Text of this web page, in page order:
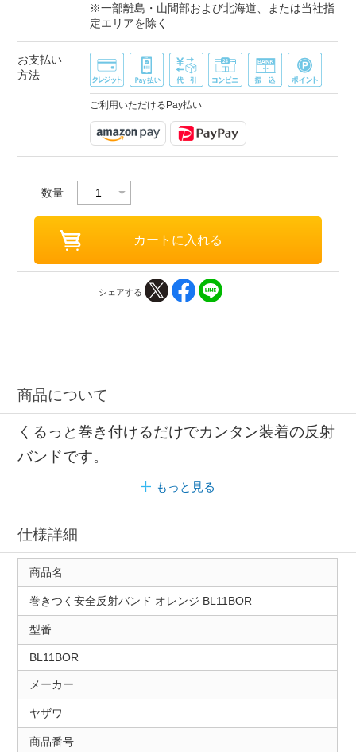
※一部離島・山間部および北海道、または当社指
定エリアを除く
お支払い
方法
ご利用いただけるPay払い
数量
シェアする
商品について
くるっと巻き付けるだけでカンタン装着の反射
バンドです。
もっと見る
仕様詳細
商品名
巻きつく安全反射バンド オレンジ BL11BOR
型番
BL11BOR
メーカー
ヤザワ
商品番号